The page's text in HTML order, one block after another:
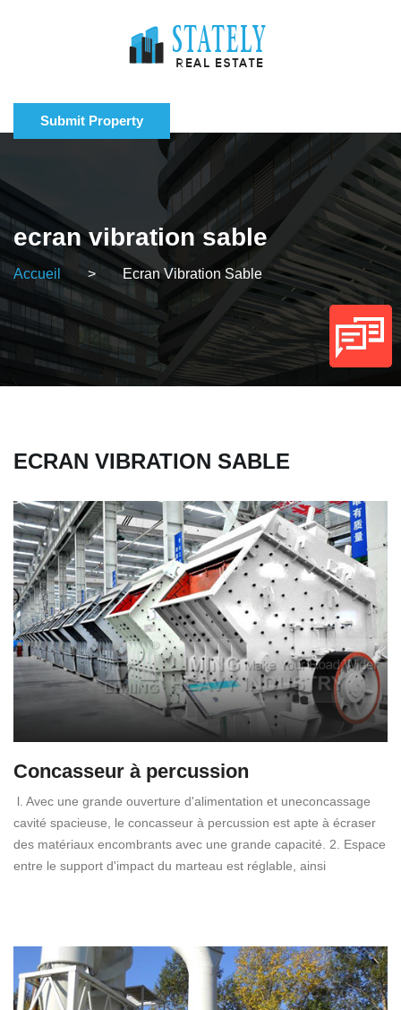
Submit Property
ecran vibration sable
Accueil > Ecran Vibration Sable
ECRAN VIBRATION SABLE
Concasseur à percussion
l. Avec une grande ouverture d'alimentation et uneconcassage
cavité spacieuse, le concasseur à percussion est apte à écraser
des matériaux encombrants avec une grande capacité. 2. Espace
entre le support d'impact du marteau est réglable, ainsi